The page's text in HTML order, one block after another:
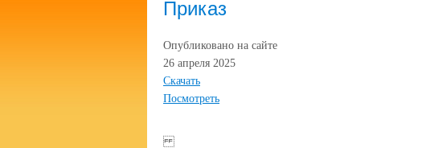
Приказ
Опубликовано на сайте
26 апреля 2025
Скачать
Посмотреть